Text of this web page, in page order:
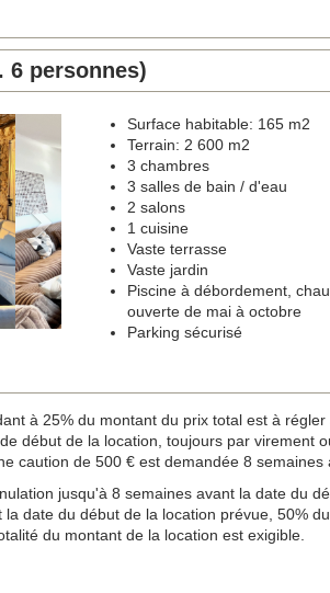
6 personnes)
Surface habitable: 165 m2
Terrain: 2 600 m2
3 chambres
3 salles de bain / d'eau
2 salons
1 cuisine
Vaste terrasse
Vaste jardin
Piscine à débordement,
ouverte de mai à octobre
Parking sécurisé
à 25% du montant du prix total est à
début de la location, toujours par
caution de 500 € est demandée 8 semaines
jusqu'à 8 semaines avant la date du
date du début de la location prévue, 50%
du montant de la location est exigible.